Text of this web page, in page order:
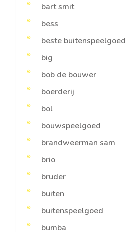
bart smit
bess
beste buitenspeelgoed
big
bob de bouwer
boerderij
bol
bouwspeelgoed
brandweerman sam
brio
bruder
buiten
buitenspeelgoed
bumba